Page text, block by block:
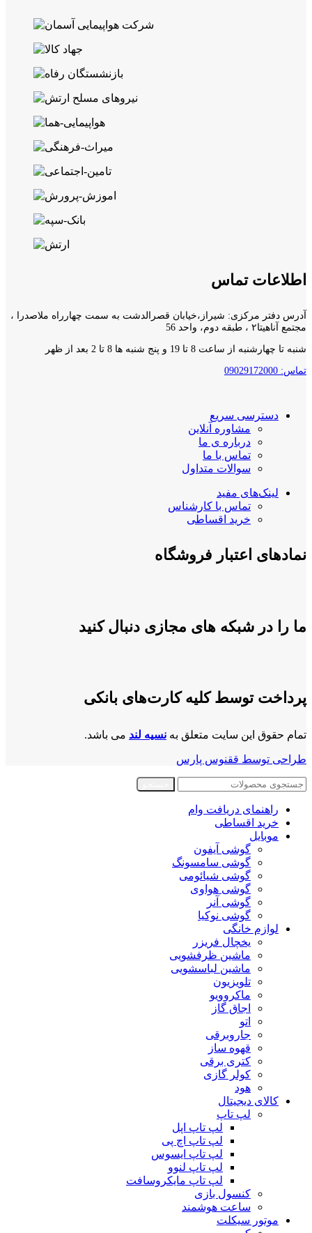
اطلاعات تماس
آدرس دفتر مرکزی: شیراز،خیابان قصرالدشت به سمت چهارراه ملاصدرا ،
مجتمع آناهیتا۲ ، طبقه دوم، واحد 56
شنبه تا چهارشنبه از ساعت 8 تا 19 و پنج شنبه ها 8 تا 2 بعد از ظهر
تماس: 09029172000
دسترسی سریع
مشاوره آنلاین
درباره ی ما
تماس با ما
سوالات متداول
لینک‌های مفید
تماس با کارشناس
خرید اقساطی
نمادهای اعتبار فروشگاه
ما را در شبکه های مجازی دنبال کنید
پرداخت توسط کلیه کارت‌های بانکی
تمام حقوق این سایت متعلق به نسیه لند می باشد.
طراحی توسط ققنوس پارس
راهنمای دریافت وام
خرید اقساطی
موبایل
گوشی آیفون
گوشی سامسونگ
گوشی شیائومی
گوشی هواوی
گوشی آنر
گوشی نوکیا
لوازم خانگی
یخچال فریزر
ماشین ظرفشویی
ماشین لباسشویی
تلویزیون
ماکروویو
اجاق گاز
اتو
جاروبرقی
قهوه ساز
کتری برقی
کولر گازی
هود
کالای دیجیتال
لپ تاپ
لپ تاپ اپل
لپ تاپ اچ پی
لپ تاپ ایسوس
لپ تاپ لنوو
لپ تاپ مایکروسافت
کنسول بازی
ساعت هوشمند
موتور سیکلت